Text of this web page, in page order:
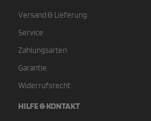
Versand & Lieferung
Service
Zahlungsarten
Garantie
Widerrufsrecht
HILFE & KONTAKT